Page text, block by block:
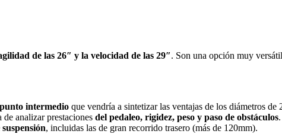
de las 26″ y la velocidad de las 29″. Son una opción muy
punto intermedio que vendría a sintetizar las ventajas de los diámetros de
analizar prestaciones del pedaleo, rigidez, peso y paso de obstáculos.
, incluidas las de gran recorrido trasero (más de 120mm).